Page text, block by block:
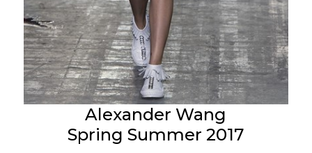
Alexander Wang
Spring Summer 2017